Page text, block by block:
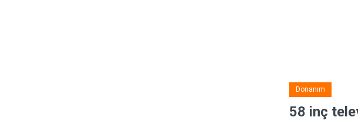
Donanım
58 inç